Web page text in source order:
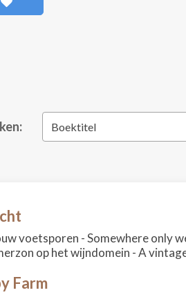
Boektitel
voetsporen - Somewhere only
op het wijndomein - A
Farm